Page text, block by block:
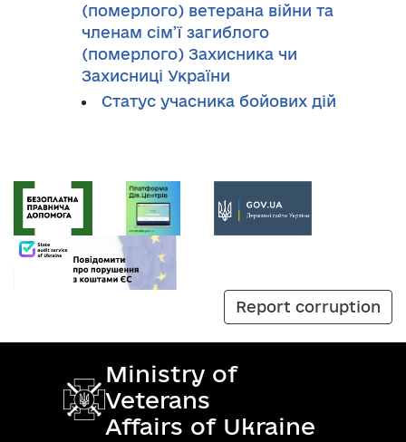
(померлого) ветерана війни та
членам сім’ї загиблого
(померлого) Захисника чи
Захисниці України
Cтатус учасника бойових дій
Report corruption
Ministry of
Veterans
Affairs of Ukraine